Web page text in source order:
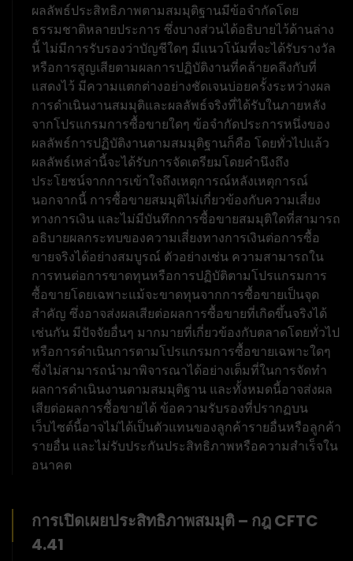
ผลลัพธ์ประสิทธิภาพตามสมมุติฐานมีข้อจำกัดโดย
ธรรมชาติหลายประการ ซึ่งบางส่วนได้อธิบายไว้ด้านล่าง
นี้ ไม่มีการรับรองว่าบัญชีใดๆ มีแนวโน้มที่จะได้รับรางวัล
หรือการสูญเสียตามผลการปฏิบัติงานที่คล้ายคลึงกับที่
แสดงไว้ มีความแตกต่างอย่างชัดเจนบ่อยครั้งระหว่างผล
การดำเนินงานสมมุติและผลลัพธ์จริงที่ได้รับในภายหลัง
จากโปรแกรมการซื้อขายใดๆ ข้อจำกัดประการหนึ่งของ
ผลลัพธ์การปฏิบัติงานตามสมมุติฐานก็คือ โดยทั่วไปแล้ว
ผลลัพธ์เหล่านี้จะได้รับการจัดเตรียมโดยคำนึงถึง
ประโยชน์จากการเข้าใจถึงเหตุการณ์หลังเหตุการณ์
นอกจากนี้ การซื้อขายสมมุติไม่เกี่ยวข้องกับความเสี่ยง
ทางการเงิน และไม่มีบันทึกการซื้อขายสมมุติใดที่สามารถ
อธิบายผลกระทบของความเสี่ยงทางการเงินต่อการซื้อ
ขายจริงได้อย่างสมบูรณ์ ตัวอย่างเช่น ความสามารถใน
การทนต่อการขาดทุนหรือการปฏิบัติตามโปรแกรมการ
ซื้อขายโดยเฉพาะแม้จะขาดทุนจากการซื้อขายเป็นจุด
สำคัญ ซึ่งอาจส่งผลเสียต่อผลการซื้อขายที่เกิดขึ้นจริงได้
เช่นกัน มีปัจจัยอื่นๆ มากมายที่เกี่ยวข้องกับตลาดโดยทั่วไป
หรือการดำเนินการตามโปรแกรมการซื้อขายเฉพาะใดๆ
ซึ่งไม่สามารถนำมาพิจารณาได้อย่างเต็มที่ในการจัดทำ
ผลการดำเนินงานตามสมมุติฐาน และทั้งหมดนี้อาจส่งผล
เสียต่อผลการซื้อขายได้ ข้อความรับรองที่ปรากฏบน
เว็บไซต์นี้อาจไม่ได้เป็นตัวแทนของลูกค้ารายอื่นหรือลูกค้า
รายอื่น และไม่รับประกันประสิทธิภาพหรือความสำเร็จใน
อนาคต
การเปิดเผยประสิทธิภาพสมมุติ – กฎ CFTC
4.41